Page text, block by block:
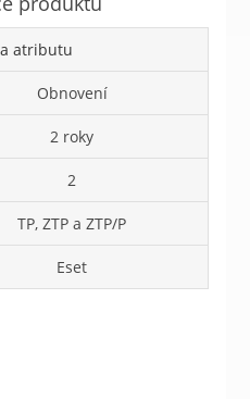
atributu
Obnovení
2 roky
2
TP, ZTP a ZTP/P
Eset